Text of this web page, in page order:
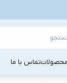
تماس با ما